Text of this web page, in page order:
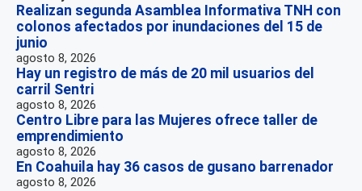
Realizan segunda Asamblea Informativa TNH con
colonos afectados por inundaciones del 15 de
junio
agosto 8, 2026
Hay un registro de más de 20 mil usuarios del
carril Sentri
agosto 8, 2026
Centro Libre para las Mujeres ofrece taller de
emprendimiento
agosto 8, 2026
En Coahuila hay 36 casos de gusano barrenador
agosto 8, 2026